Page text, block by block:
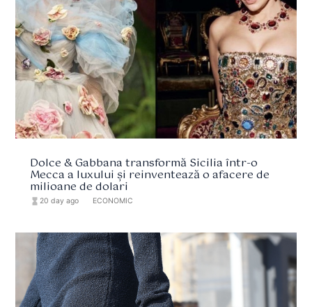
Dolce & Gabbana transformă Sicilia într-o
Mecca a luxului și reinventează o afacere de
milioane de dolari
hourglass_full 20 day ago ECONOMIC